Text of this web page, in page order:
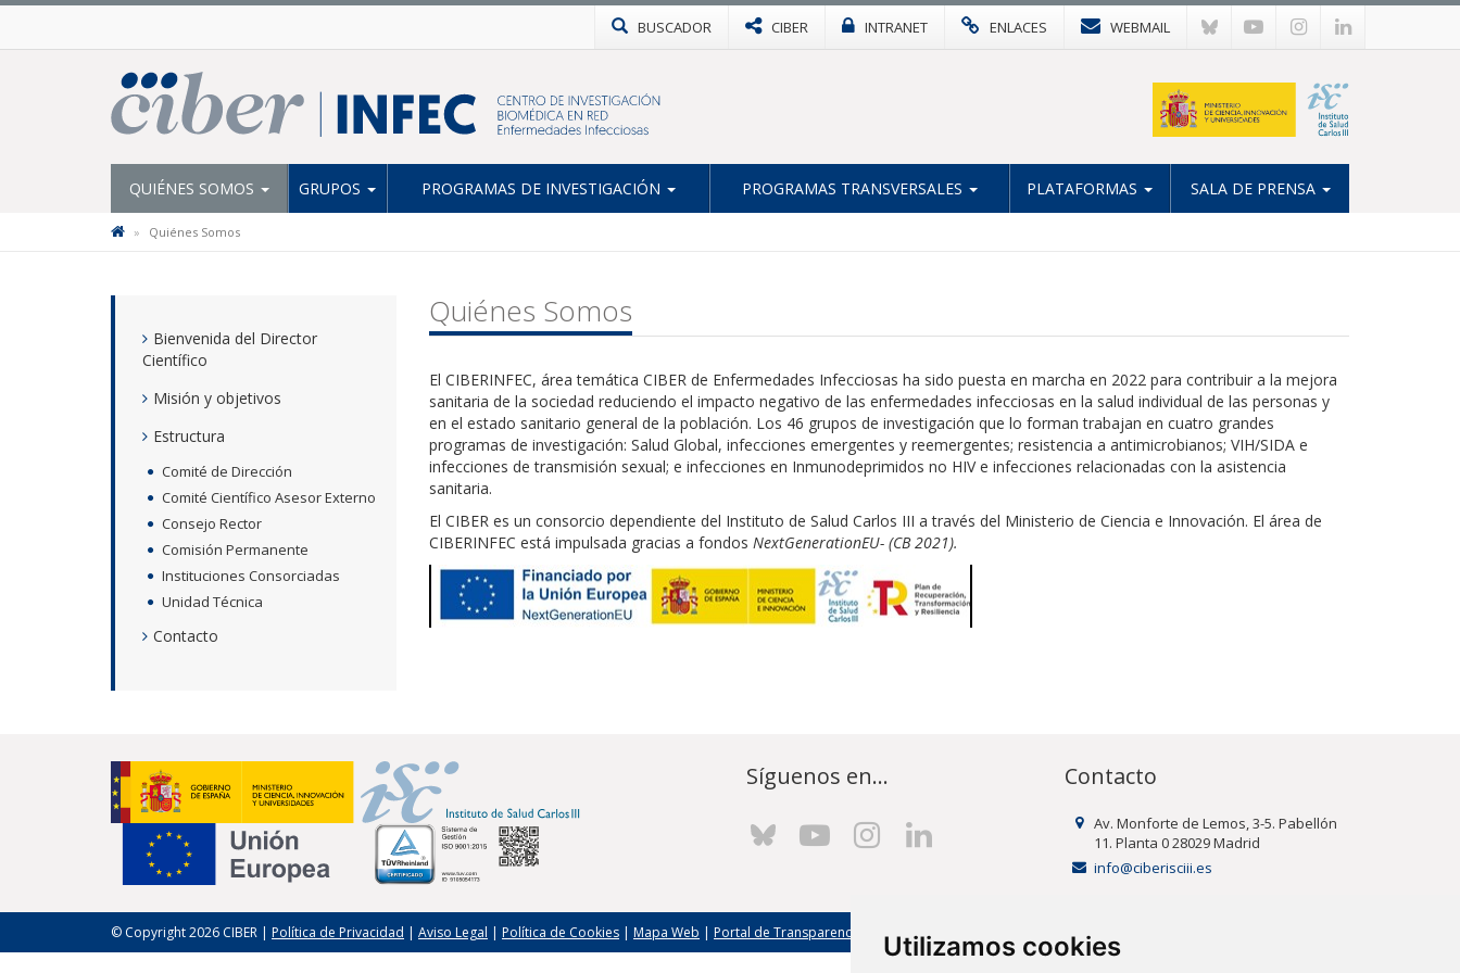
Utilizamos cookies
BUSCADOR CIBER INTRANET ENLACES WEBMAIL
QUIÉNES SOMOS GRUPOS PROGRAMAS DE INVESTIGACIÓN PROGRAMAS TRANSVERSALES PLATAFORMAS SALA DE PRENSA
Quiénes Somos
Quiénes Somos
El CIBERINFEC, área temática CIBER de Enfermedades Infecciosas ha sido puesta en marcha en 2022 para contribuir a la mejora
sanitaria de la sociedad reduciendo el impacto negativo de las enfermedades infecciosas en la salud individual de las personas y
en el estado sanitario general de la población. Los 46 grupos de investigación que lo forman trabajan en cuatro grandes
programas de investigación: Salud Global, infecciones emergentes y reemergentes; resistencia a antimicrobianos; VIH/SIDA e
infecciones de transmisión sexual; e infecciones en Inmunodeprimidos no HIV e infecciones relacionadas con la asistencia
sanitaria.
El CIBER es un consorcio dependiente del Instituto de Salud Carlos III a través del Ministerio de Ciencia e Innovación. El área de
CIBERINFEC está impulsada gracias a fondos NextGenerationEU- (CB 2021).
Bienvenida del Director
Científico
Misión y objetivos
Estructura
Comité de Dirección
Comité Científico Asesor Externo
Consejo Rector
Comisión Permanente
Instituciones Consorciadas
Unidad Técnica
Contacto
Síguenos en... Contacto
Av. Monforte de Lemos, 3-5. Pabellón
11. Planta 0 28029 Madrid
info@ciberisciii.es
© Copyright 2026 CIBER | Política de Privacidad | Aviso Legal | Política de Cookies | Mapa Web | Portal de Transparencia Política de seguridad